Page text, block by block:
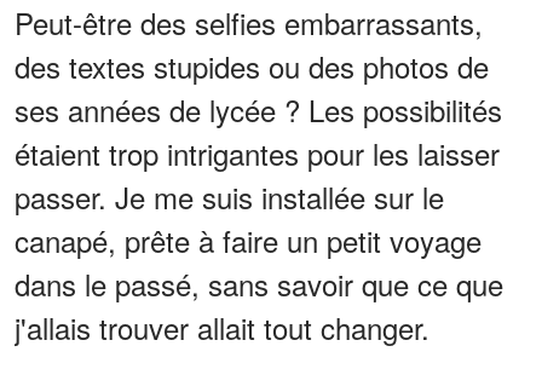
Peut-être des selfies embarrassants,
des textes stupides ou des photos de
ses années de lycée ? Les possibilités
étaient trop intrigantes pour les laisser
passer. Je me suis installée sur le
canapé, prête à faire un petit voyage
dans le passé, sans savoir que ce que
j'allais trouver allait tout changer.